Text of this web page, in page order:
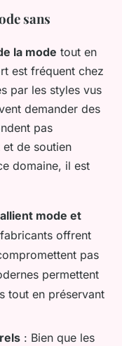
sans
la mode tout en
est fréquent chez
par les styles vus
demander des
pas
de soutien
domaine, il est
mode et
offrent
pas
permettent
tout en préservant
: Bien que les